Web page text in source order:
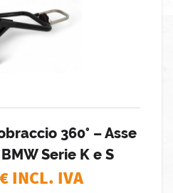
360° – Asse
Serie K e S
€ INCL. IVA